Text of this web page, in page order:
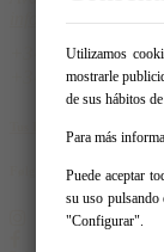
966 181 319
604537488
Følg oss på:
Utilizamos
mostrarle
de sus hábitos
Para más
Puede aceptar
su uso
"Configurar".